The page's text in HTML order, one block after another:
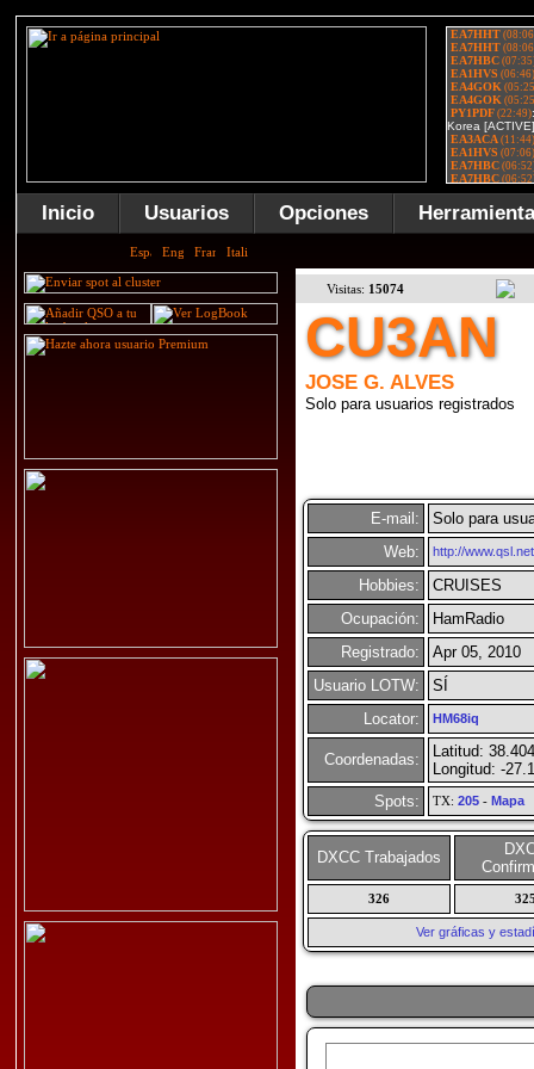
Inicio Usuarios Opciones
Visitas: 15074
CU3AN
JOSE G. ALVES
Solo para usuarios registrados
E-mail:
Solo para
Web:
http://
Hobbies:
CRUISES
Ocupación:
HamRadio
Registrado:
Apr 05, 2010
Usuario LOTW:
SÍ
Locator:
HM68iq
Coordenadas:
Latitud:
Longitud: -
Spots:
TX: 205- Mapa
DXCC Trabajados
326
Ver gráficas y